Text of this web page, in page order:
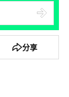
分享